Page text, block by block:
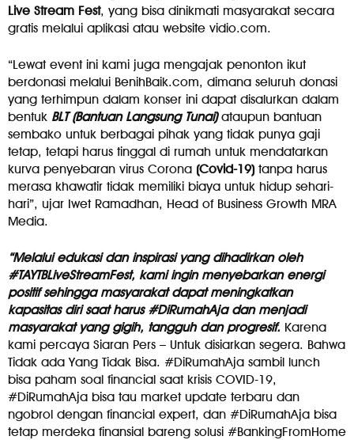
Live Stream Fest, yang bisa dinikmati masyarakat secara
gratis melalui aplikasi atau website vidio.com.
“Lewat event ini kami juga mengajak penonton ikut
berdonasi melalui BenihBaik.com, dimana seluruh donasi
yang terhimpun dalam konser ini dapat disalurkan dalam
bentuk BLT (Bantuan Langsung Tunai) ataupun bantuan
sembako untuk berbagai pihak yang tidak punya gaji
tetap, tetapi harus tinggal di rumah untuk mendatarkan
kurva penyebaran virus Corona (Covid-19)tanpa harus
merasa khawatir tidak memiliki biaya untuk hidup sehari-
hari”, ujar Iwet Ramadhan, Head of Business Growth MRA
Media.
“Melalui edukasi dan inspirasi yang dihadirkan oleh
#TAYTBLiveStreamFest, kami ingin menyebarkan energi
positif sehingga masyarakat dapat meningkatkan
kapasitas diri saat harus #DiRumahAja dan menjadi
masyarakat yang gigih, tangguh dan progresif. Karena
kami percaya Siaran Pers – Untuk disiarkan segera. Bahwa
Tidak ada Yang Tidak Bisa. #DiRumahAja sambil lunch
bisa paham soal financial saat krisis COVID-19,
#DiRumahAja bisa tau market update terbaru dan
ngobrol dengan financial expert, dan #DiRumahAja bisa
tetap merdeka finansial bareng solusi #BankingFromHome